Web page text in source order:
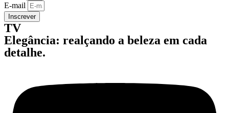
E-mail
Inscrever
TV
Elegância: realçando a beleza em cada
detalhe.